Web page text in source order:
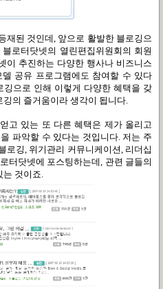
재된 것인데, 앞으로 활발한 블로깅으
로터닷넷의 열린편집위원회의 회원
이 추진하는 다양한 행사나 비즈니스
공유 프로그램에도 참여할 수 있다
으로 인해 이렇게 다양한 혜택을 갖
의 즐거움이라 생각이 됩니다.
고 있는 또 다른 혜택은 제가 올리고
파악할 수 있다는 것입니다. 저는 주
로깅, 위기관리 커뮤니케이션, 리더십
터닷넷에 포스팅하는데, 관련 글들의
는 것이죠.